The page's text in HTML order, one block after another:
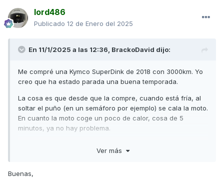
lord486
Publicado 12 de Enero del 2025
En 11/1/2025 a las 12:36, BrackoDavid dijo:
Me compré una Kymco SuperDink de 2018 con 3000km. Yo
creo que ha estado parada una buena temporada.
La cosa es que desde que la compre, cuando está fría, al
soltar el puño (en un semáforo por ejemplo) se cala la moto.
En cuanto la moto coge un poco de calor, cosa de 5
minutos, ya no hay problema.
gasolina 98 para limpiar a ver si mejoraba pero sigue igual.
¿A qué pensáis que se puede deber? No tengo mucha idea
Ver más
Buenas,